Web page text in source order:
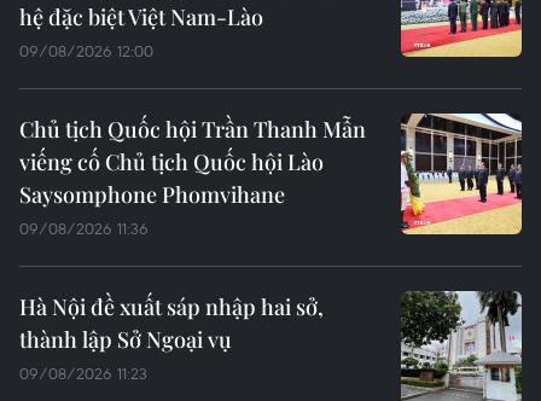
hệ đặc biệt Việt Nam-Lào
09/08/2026 12:00
Chủ tịch Quốc hội Trần Thanh Mẫn
viếng cố Chủ tịch Quốc hội Lào
Saysomphone Phomvihane
09/08/2026 11:36
Hà Nội đề xuất sáp nhập hai sở,
thành lập Sở Ngoại vụ
09/08/2026 11:23